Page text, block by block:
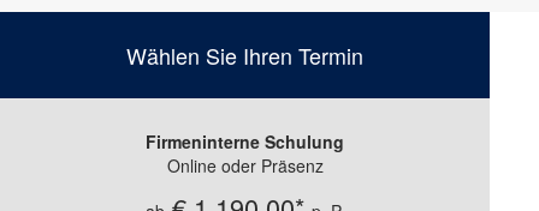
Wählen Sie Ihren Termin
Firmeninterne Schulung
Online oder Präsenz